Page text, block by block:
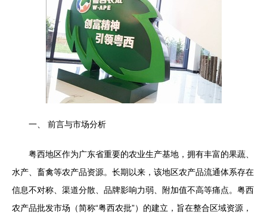
一、 前言与市场分析
粤西地区作为广东省重要的农业生产基地，拥有丰富的果蔬、
水产、畜禽等农产品资源。长期以来，该地区农产品流通体系存在
信息不对称、渠道分散、品牌影响力弱、附加值不高等痛点。粤西
农产品批发市场（简称“粤西农批”）的建立，旨在整合区域资源，